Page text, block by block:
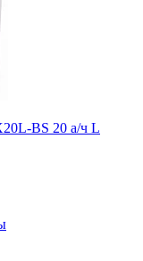
BS 20 а/ч L